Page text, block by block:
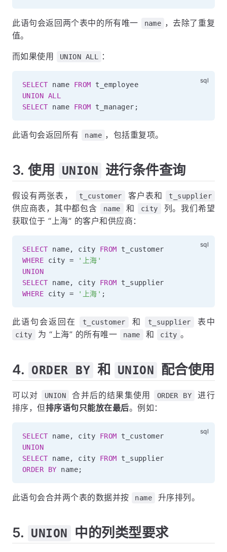
此语句会返回两个表中的所有唯一 name ，去除了重复
值。
而如果使用 UNION ALL ：
SELECT name FROM
t_employee
UNION ALL
SELECT name FROM t_manager ;
此语句会返回所有 name ，包括重复项。
3. 使用 UNION 进行条件查询
假设有两张表， t_customer 客户表和 t_supplier
供应商表，其中都包含 name 和 city
列。我们希望
获取位于 “上海” 的客户和供应商：
SELECT name, city FROM
WHERE city =
'上海'
UNION
SELECT name, city FROM
WHERE city = '上海' ;
此语句会返回在 t_customer 和 t_supplier 表中
city 为 “上海” 的所有唯一 name 和 city 。
4. ORDER BY 和 UNION 配合使用
可以对 UNION 合并后的结果集使用 ORDER BY
进行
排序，但排序语句只能放在最后。例如：
SELECT name, city FROM
UNION
SELECT name, city FROM
ORDER
BY name;
此语句会合并两个表的数据并按 name 升序排列。
5. UNION 中的列类型要求